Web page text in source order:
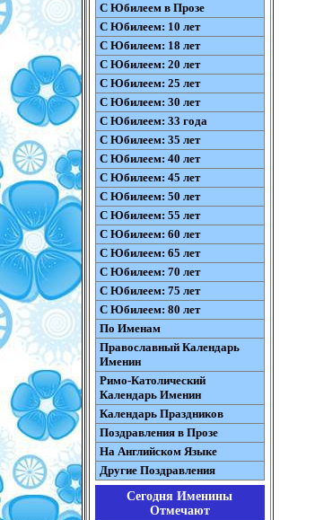
С Юбилеем в Прозе
С Юбилеем: 10 лет
С Юбилеем: 18 лет
С Юбилеем: 20 лет
С Юбилеем: 25 лет
С Юбилеем: 30 лет
С Юбилеем: 33 года
С Юбилеем: 35 лет
С Юбилеем: 40 лет
С Юбилеем: 45 лет
С Юбилеем: 50 лет
С Юбилеем: 55 лет
С Юбилеем: 60 лет
С Юбилеем: 65 лет
С Юбилеем: 70 лет
С Юбилеем: 75 лет
С Юбилеем: 80 лет
По Именам
Православный Календарь
Именин
Римо-Католический
Календарь Именин
Календарь Праздников
Поздравления в Прозе
На Английском Языке
Другие Поздравления
Сегодня Именины
Отмечают